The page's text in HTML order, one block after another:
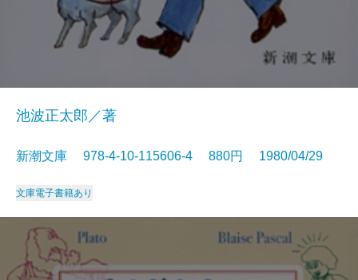
池波正太郎／著
新潮文庫 978-4-10-115606-4 880円 1980/04/29
文庫電子書籍あり